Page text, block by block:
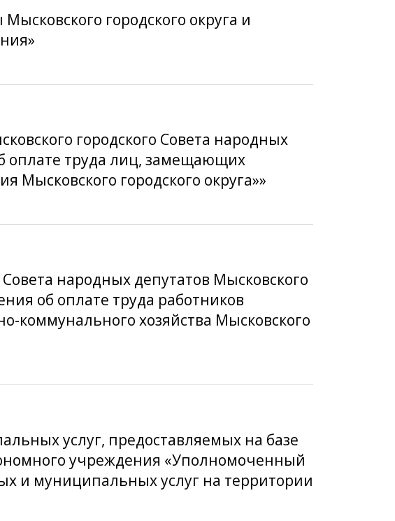
городского округа и
городского Совета народных
оплате труда лиц, замещающих
городского округа»»
народных депутатов Мысковского
об оплате труда работников
хозяйства Мысковского
услуг, предоставляемых на базе
учреждения «Уполномоченный
и муниципальных услуг на территории